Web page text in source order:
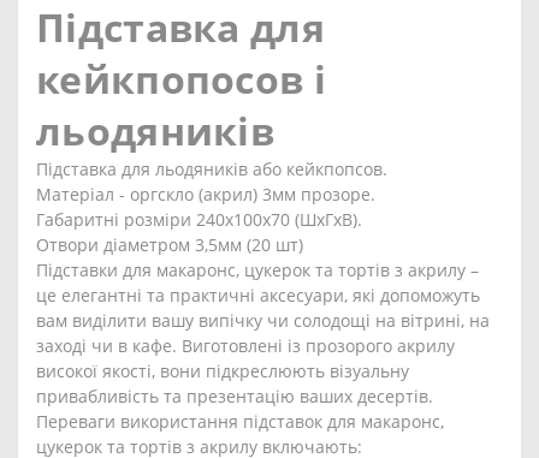
Підставка для
кейкпопосов і
льодяників
Підставка для льодяників або кейкпопсов.
Матеріал - оргскло (акрил) 3мм прозоре.
Габаритні розміри 240х100х70 (ШхГхВ).
Отвори діаметром 3,5мм (20 шт)
Підставки для макаронс, цукерок та тортів з акрилу –
це елегантні та практичні аксесуари, які допоможуть
вам виділити вашу випічку чи солодощі на вітрині, на
заході чи в кафе. Виготовлені із прозорого акрилу
високої якості, вони підкреслюють візуальну
привабливість та презентацію ваших десертів.
Переваги використання підставок для макаронс,
цукерок та тортів з акрилу включають: